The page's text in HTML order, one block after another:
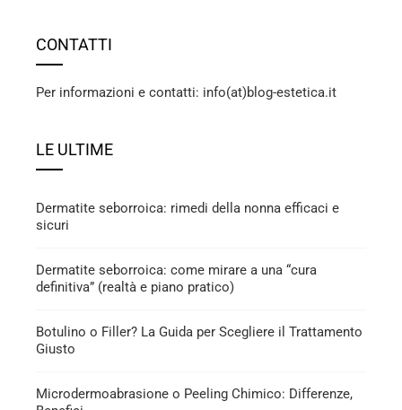
CONTATTI
Per informazioni e contatti: info(at)blog-estetica.it
LE ULTIME
Dermatite seborroica: rimedi della nonna efficaci e
sicuri
Dermatite seborroica: come mirare a una “cura
definitiva” (realtà e piano pratico)
Botulino o Filler? La Guida per Scegliere il Trattamento
Giusto
Microdermoabrasione o Peeling Chimico: Differenze,